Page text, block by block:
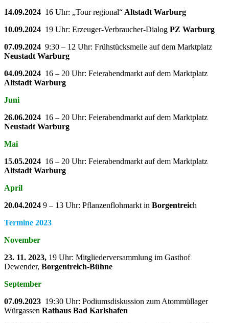
14.09.2024 16 Uhr: „Tour regional“ Altstadt Warburg
10.09.2024 19 Uhr: Erzeuger-Verbraucher-Dialog PZ Warburg
07.09.2024 9:30 – 12 Uhr: Frühstücksmeile auf dem Marktplatz
Neustadt Warburg
04.09.2024 16 – 20 Uhr: Feierabendmarkt auf dem Marktplatz
Altstadt Warburg
Juni
26.06.2024 16 – 20 Uhr: Feierabendmarkt auf dem Marktplatz
Neustadt Warburg
Mai
15.05.2024 16 – 20 Uhr: Feierabendmarkt auf dem Marktplatz
Altstadt Warburg
April
20.04.2024 9 – 13 Uhr: Pflanzenflohmarkt in Borgentreich
Termine 2023
November
23. 11. 2023, 19 Uhr: Mitgliederversammlung im Gasthof
Dewender, Borgentreich-Bühne
September
07.09.2023 19:30 Uhr: Podiumsdiskussion zum Atommüllager
Würgassen Rathaus Bad Karlshafen